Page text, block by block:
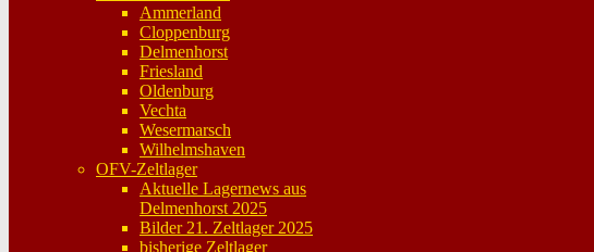
Ammerland
Cloppenburg
Delmenhorst
Friesland
Oldenburg
Vechta
Wesermarsch
Wilhelmshaven
OFV-Zeltlager
Aktuelle Lagernews aus
Delmenhorst 2025
Bilder 21. Zeltlager 2025
bisherige Zeltlager